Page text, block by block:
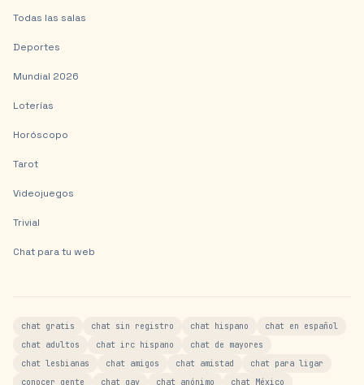
Todas las salas
Deportes
Mundial 2026
Loterías
Horóscopo
Tarot
Videojuegos
Trivial
Chat para tu web
chat gratis chat sin registro chat hispano
chat en español
chat adultos
chat irc hispano
chat de mayores
chat lesbianas
chat amigos chat amistad
chat para ligar
conocer gente
chat gay chat anónimo chat México